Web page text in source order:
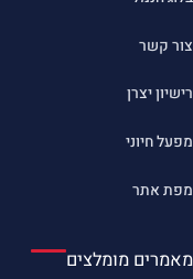
צור קשר
רישיון יצרן
מפעל חיוני
מפת אתר
מאמרים מומלצים